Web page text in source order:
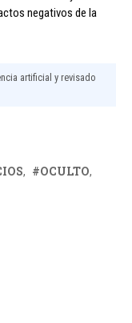
negativos de la
artificial y revisado
OCULTO